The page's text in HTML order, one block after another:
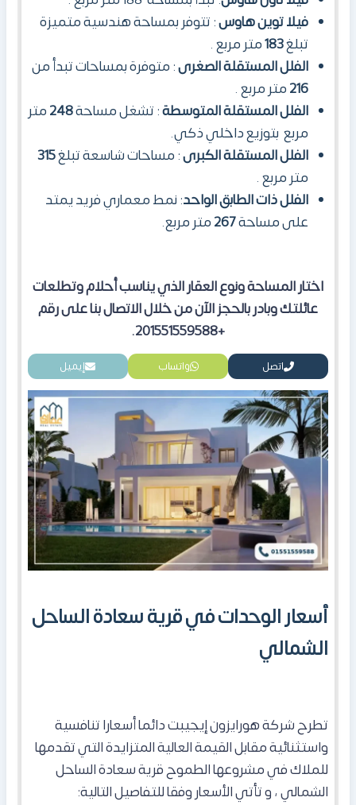
فيلا توين هاوس: تتوفر بمساحة هندسية متميزة
تبلغ183متر مربع .
الفلل المستقلة الصغرى: متوفرة بمساحات تبدأ من
216متر مربع .
الفلل المستقلة المتوسطة: تشغل مساحة248متر
مربع بتوزيع داخلي ذكي.
الفلل المستقلة الكبرى: مساحات شاسعة تبلغ315
متر مربع .
الفلل ذات الطابق الواحد: نمط معماري فريد يمتد
على مساحة267متر مربع.
اختار المساحة ونوع العقار الذي يناسب أحلام وتطلعات
عائلتك وبادر بالحجز الآن من خلال الاتصال بنا على رقم
+201551559588.
اتصل واتساب إيميل
أسعار الوحدات في قرية سعادة الساحل
الشمالي
تطرح شركة هورايزون إيجيبت دائما أسعارا تنافسية
واستثنائية مقابل القيمة العالية المتزايدة التي تقدمها
للملاك في مشروعها الطموح قرية سعادة الساحل
الشمالي ، و تأتي الأسعار وفقا للتفاصيل التالية: